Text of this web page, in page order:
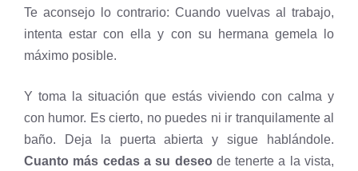
Te aconsejo lo contrario: Cuando vuelvas al trabajo,
intenta estar con ella y con su hermana gemela lo
máximo posible.
Y toma la situación que estás viviendo con calma y
con humor. Es cierto, no puedes ni ir tranquilamente al
baño. Deja la puerta abierta y sigue hablándole.
Cuanto más cedas a su deseo de tenerte a la vista,